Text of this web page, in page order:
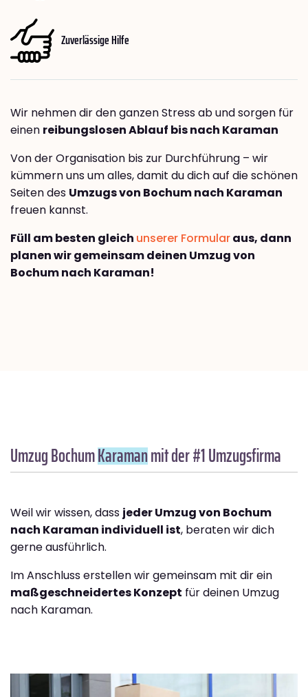
Zuverlässige Hilfe
Wir nehmen dir den ganzen Stress ab und sorgen für
einen reibungslosen Ablauf bis nach Karaman
Von der Organisation bis zur Durchführung – wir
kümmern uns um alles, damit du dich auf die schönen
Seiten des Umzugs von Bochum nach Karaman
freuen kannst.
Füll am besten gleich unserer Formularaus, dann
planen wir gemeinsam deinen Umzug von
Bochum nach Karaman!
Umzug BochumKaramanmit der #1 Umzugsfirma
Weil wir wissen, dass jeder Umzug von Bochum
nach Karaman individuell ist, beraten wir dich
gerne ausführlich.
Im Anschluss erstellen wir gemeinsam mit dir ein
maßgeschneidertes Konzept für deinen Umzug
nach Karaman.